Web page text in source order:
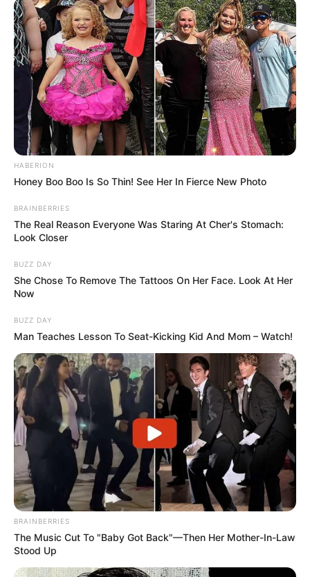
HABERION
Honey Boo Boo Is So Thin! See Her In Fierce New Photo
BRAINBERRIES
The Real Reason Everyone Was Staring At Cher's Stomach:
Look Closer
BUZZ DAY
She Chose To Remove The Tattoos On Her Face. Look At Her
Now
BUZZ DAY
Man Teaches Lesson To Seat-Kicking Kid And Mom – Watch!
BRAINBERRIES
The Music Cut To "Baby Got Back"—Then Her Mother-In-Law
Stood Up